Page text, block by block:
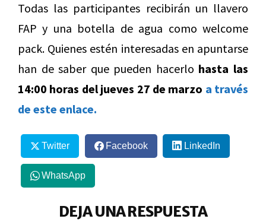
Todas las participantes recibirán un llavero
FAP y una botella de agua como welcome
pack. Quienes estén interesadas en apuntarse
han de saber que pueden hacerlo hasta las
14:00 horas del jueves 27 de marzo a través
de este enlace.
Twitter Facebook LinkedIn
WhatsApp
DEJA UNA RESPUESTA